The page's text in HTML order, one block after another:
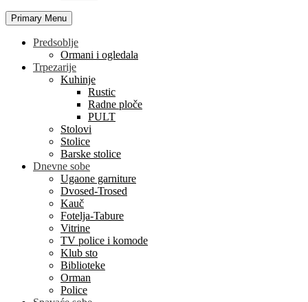
Primary Menu
Predsoblje
Ormani i ogledala
Trpezarije
Kuhinje
Rustic
Radne ploče
PULT
Stolovi
Stolice
Barske stolice
Dnevne sobe
Ugaone garniture
Dvosed-Trosed
Kauč
Fotelja-Tabure
Vitrine
TV police i komode
Klub sto
Biblioteke
Orman
Police